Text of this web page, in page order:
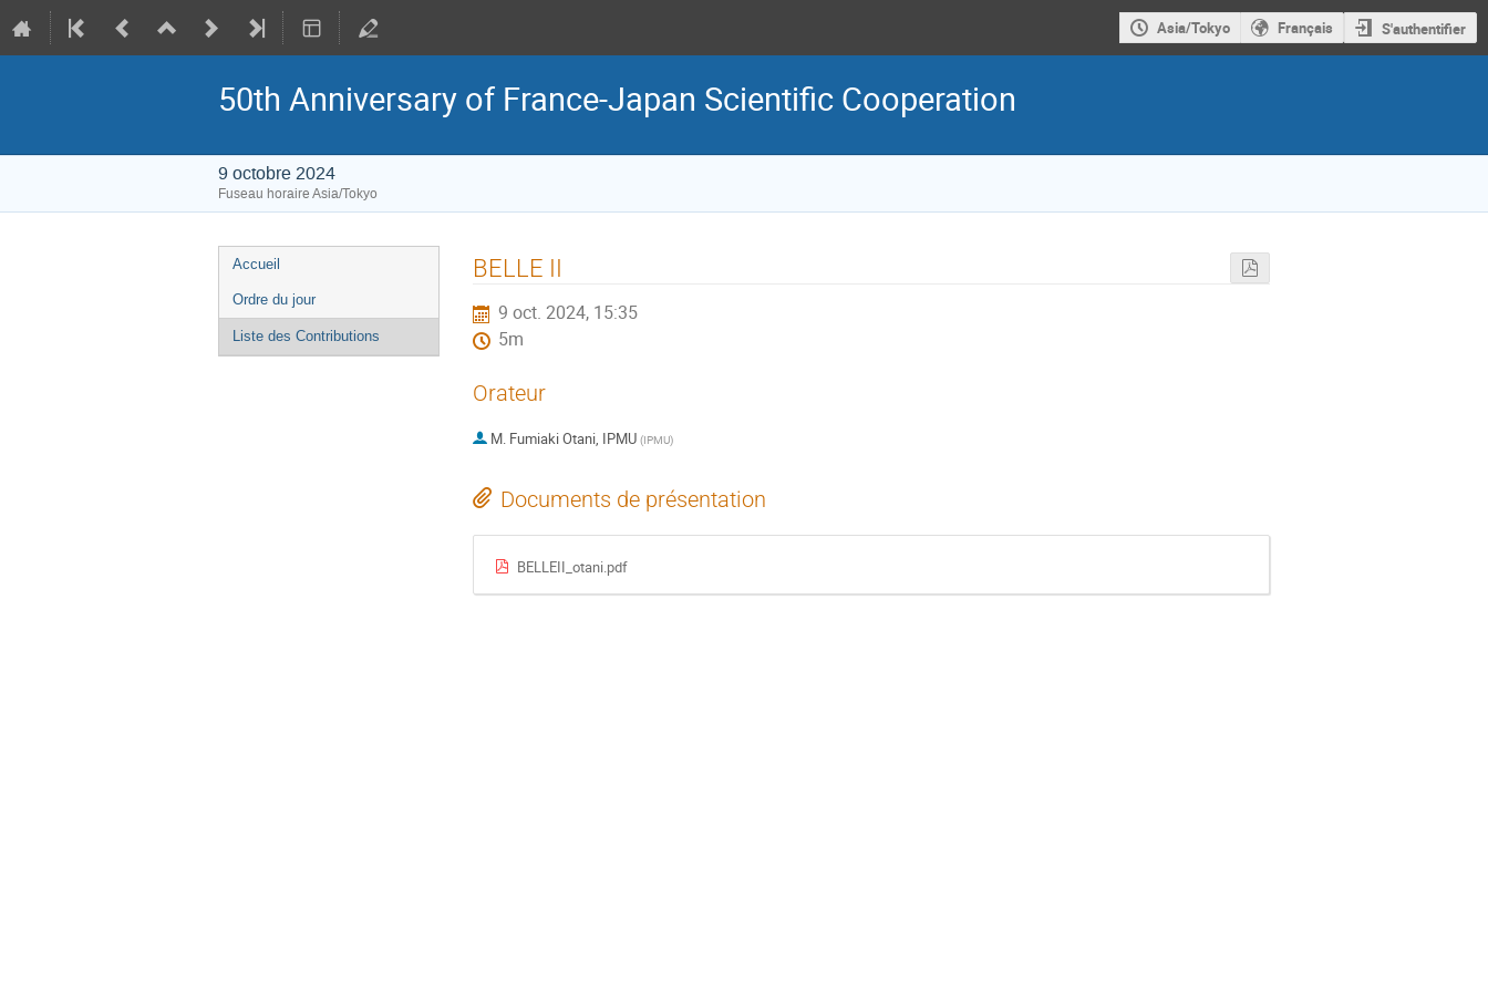
Asia/Tokyo Français S'authentifier
50th Anniversary of France-Japan Scientific Cooperation
9 octobre 2024
Fuseau horaire Asia/Tokyo
Menu
de
l'événement
Accueil
Ordre du jour
Liste des Contributions
BELLE II
9 oct. 2024, 15:35
5m
Orateur
M. Fumiaki Otani, IPMU (IPMU)
Documents de présentation
BELLEII_otani.pdf